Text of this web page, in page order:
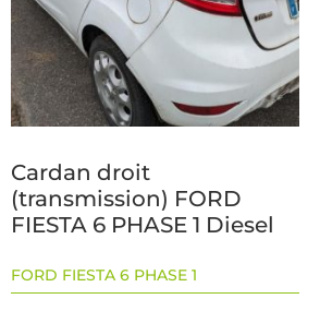
Cardan droit
(transmission) FORD
FIESTA 6 PHASE 1 Diesel
FORD FIESTA 6 PHASE 1